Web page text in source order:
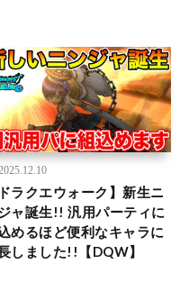
ドラクエウォーク】新生ニ
ャ誕生!! 汎用パーティに
めるほど便利なキャラに
しました!!【DQW】